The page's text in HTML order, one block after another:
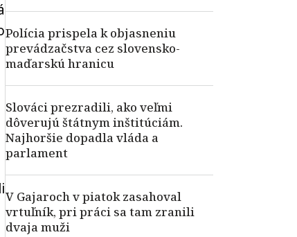
Polícia prispela k objasneniu
prevádzačstva cez slovensko-
maďarskú hranicu
Slováci prezradili, ako veľmi
dôverujú štátnym inštitúciám.
Najhoršie dopadla vláda a
parlament
V Gajaroch v piatok zasahoval
vrtuľník, pri práci sa tam zranili
dvaja muži